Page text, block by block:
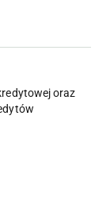
oraz